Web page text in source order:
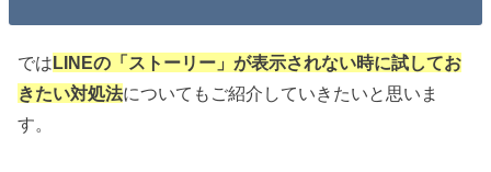
ではLINEの「ストーリー」が表示されない時に試してお
きたい対処法についてもご紹介していきたいと思いま
す。